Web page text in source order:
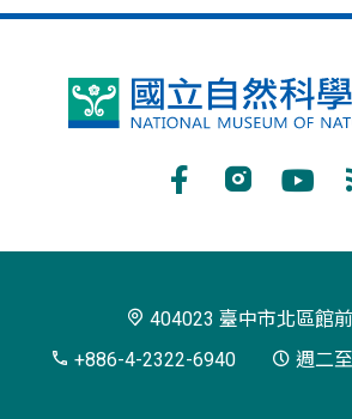
國
博
404023 臺中市北區館
+886-4-2322-6940
週二